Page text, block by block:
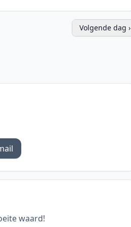
Volgende dag ›
waard!